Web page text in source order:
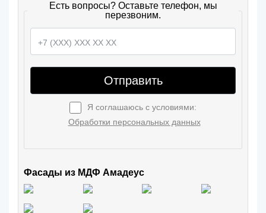
Есть вопросы? Оставьте телефон, мы
перезвоним.
Отправить
Я соглашаюсь с условиями:
Обработки персональных данных
Фасады из МДФ Амадеус